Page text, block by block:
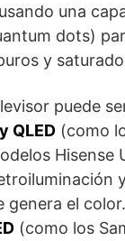
una
dots)
y
puede
QLED (como
Hisense
genera el
(como los